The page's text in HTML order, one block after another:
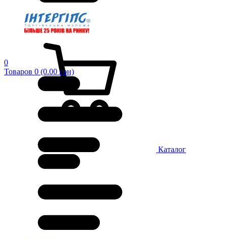
0
Товаров 0 (0.00 грн)
Каталог